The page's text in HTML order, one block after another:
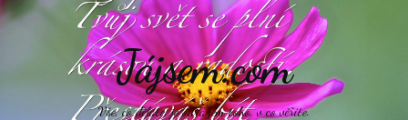
Jájsem.com
Vše, co děláte, je odrazem toho, v co věříte.